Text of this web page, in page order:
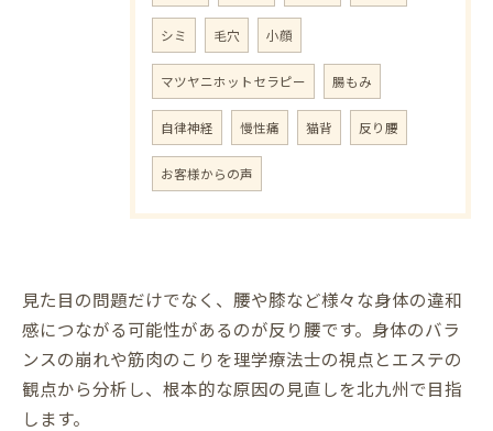
シミ 毛穴 小顔
マツヤニホットセラピー 腸もみ
自律神経 慢性痛 猫背 反り腰
お客様からの声
見た目の問題だけでなく、腰や膝など様々な身体の違和
感につながる可能性があるのが反り腰です。身体のバラ
ンスの崩れや筋肉のこりを理学療法士の視点とエステの
観点から分析し、根本的な原因の見直しを北九州で目指
します。